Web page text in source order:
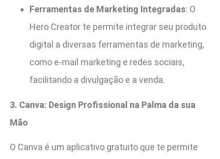
Ferramentas de Marketing Integradas: O
Hero Creator te permite integrar seu produto
digital a diversas ferramentas de marketing,
como e-mail marketing e redes sociais,
facilitando a divulgação e a venda.
3. Canva: Design Profissional na Palma da sua
Mão
O Canva é um aplicativo gratuito que te permite